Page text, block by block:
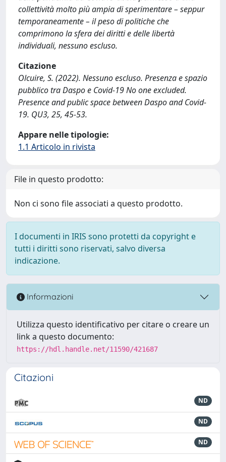
collettività molto più ampia di sperimentare – seppur
temporaneamente – il peso di politiche che
comprimono la sfera dei diritti e delle libertà
individuali, nessuno escluso.
Citazione
Olcuire, S. (2022). Nessuno escluso. Presenza e spazio
pubblico tra Daspo e Covid-19 No one excluded.
Presence and public space between Daspo and Covid-
19. QU3, 25, 45-53.
Appare nelle tipologie:
1.1 Articolo in rivista
File in questo prodotto:
Non ci sono file associati a questo prodotto.
I documenti in IRIS sono protetti da copyright e
tutti i diritti sono riservati, salvo diversa
indicazione.
Informazioni
Utilizza questo identificativo per citare o creare un
link a questo documento:
https://hdl.handle.net/11590/421687
Citazioni
ND
ND
ND